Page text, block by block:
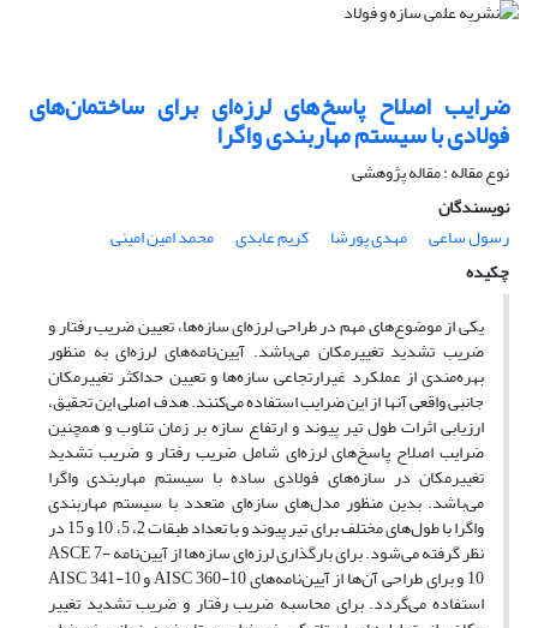
ضرایب اصلاح پاسخ‌های لرزه‌ای برای ساختمان‌های
فولادی با سیستم مهاربندی واگرا
نوع مقاله : مقاله پژوهشی
نویسندگان
رسول ساعی
مهدی پورشا کریم عابدی
محمد امین امینی
چکیده
یکی از موضوع‌های مهم در طراحی لرزه‌ای سازه‌ها، تعیین ضریب رفتار و
ضریب تشدید تغییرمکان می‌‌باشد. آیین‌نامه‌های لرزه‌ای به منظور
بهره‌مندی از عملکرد غیرارتجاعی سازه‌ها و تعیین حداکثر تغییرمکان
جانبی واقعی آنها از این ضرایب استفاده می‌کنند. هدف اصلی این تحقیق،
ارزیابی اثرات طول تیر پیوند و ارتفاع سازه بر زمان تناوب و همچنین
ضرایب اصلاح پاسخ‌های لرزه‌ای شامل ضریب رفتار و ضریب تشدید
تغییرمکان در سازه‌های فولادی ساده با سیستم مهاربندی‌ واگرا
می‌باشد. بدین منظور مدل‌های سازه‌ای متعدد با سیستم مهاربندی
واگرا با طول‌های مختلف برای تیر پیوند و با تعداد طبقات 2، 5، 10 و 15 در
نظر گرفته می‌شود. برای بارگذاری لرزه‌ای سازه‌ها از آیین‌نامهASCE 7-
10و برای طراحی آن‌ها از آیین‌نامه‌هایAISC 360-10وAISC 341-10
استفاده می‌گردد. برای محاسبه ضریب رفتار و ضریب تشدید تغییر